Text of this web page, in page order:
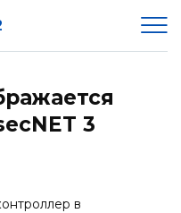
3
в